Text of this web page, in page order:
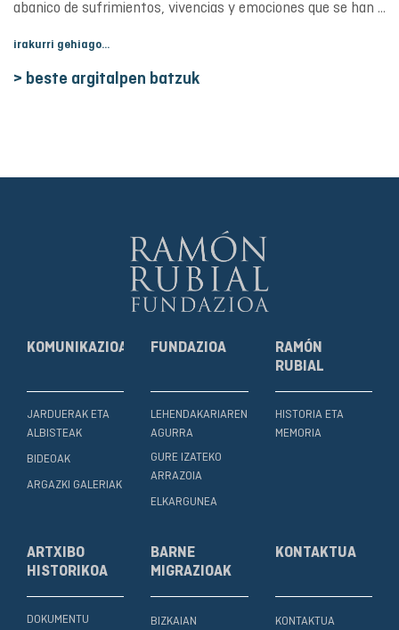
abanico de sufrimientos, vivencias y emociones que se han ...
irakurri gehiago...
> beste argitalpen batzuk
KOMUNIKAZIOA
JARDUERAK ETA
ALBISTEAK
BIDEOAK
ARGAZKI GALERIAK
FUNDAZIOA
LEHENDAKARIAREN
AGURRA
GURE IZATEKO
ARRAZOIA
ELKARGUNEA
RAMÓN
RUBIAL
HISTORIA ETA
MEMORIA
ARTXIBO
HISTORIKOA
DOKUMENTU
BARNE
MIGRAZIOAK
BIZKAIAN
KONTAKTUA
KONTAKTUA